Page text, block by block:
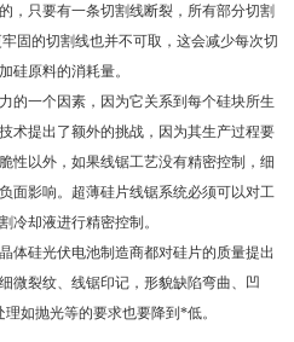
，只要有一条切割线断裂，所有部分切割
固的切割线也并不可取，这会减少每次切
硅原料的消耗量。
的一个因素，因为它关系到每个硅块所生
术提出了额外的挑战，因为其生产过程要
性以外，如果线锯工艺没有精密控制，细
面影响。超薄硅片线锯系统必须可以对工
冷却液进行精密控制。
体硅光伏电池制造商都对硅片的质量提出
微裂纹、线锯印记，形貌缺陷弯曲、凹
如抛光等的要求也要降到*低。